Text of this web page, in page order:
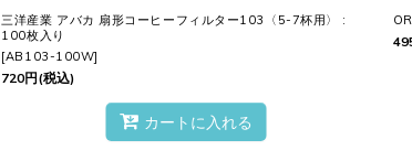
三洋産業 アバカ 扇形コーヒーフィルター103〈5-7杯用〉 :
100枚入り
[AB103-100W]
720円(税込)
カートに入れる